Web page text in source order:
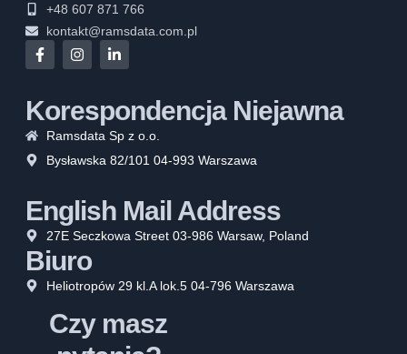
+48 607 871 766
kontakt@ramsdata.com.pl
Korespondencja Niejawna
Ramsdata Sp z o.o.
Bysławska 82/101 04-993 Warszawa
English Mail Address
27E Seczkowa Street 03-986 Warsaw, Poland
Biuro
Heliotropów 29 kl.A lok.5 04-796 Warszawa
Czy masz